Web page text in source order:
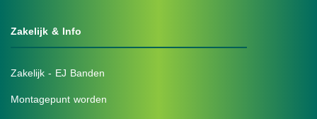
Zakelijk & Info
Zakelijk - EJ Banden
Montagepunt worden